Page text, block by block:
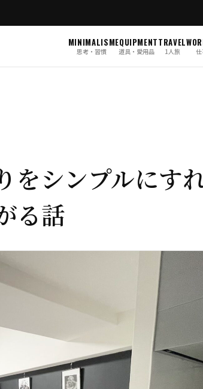
MINIMALISM
思考・習慣
EQUIPMENT
道具・愛用品
TRAVEL
1人旅
をシンプルにす
る話